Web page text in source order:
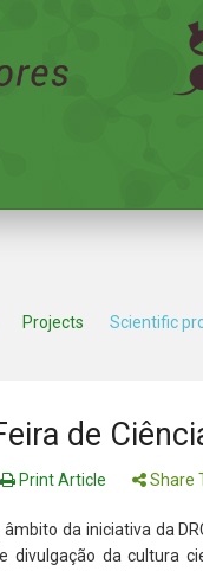
Projects
Scientific
de
Print Article Share
da iniciativa da
divulgação da cultura